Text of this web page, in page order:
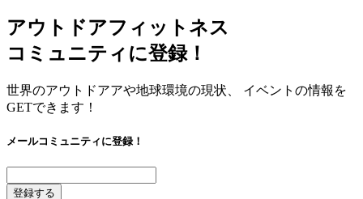
アウトドアフィットネス
コミュニティに登録！
世界のアウトドアアや地球環境の現状、 イベントの情報を
GETできます！
メールコミュニティに登録！